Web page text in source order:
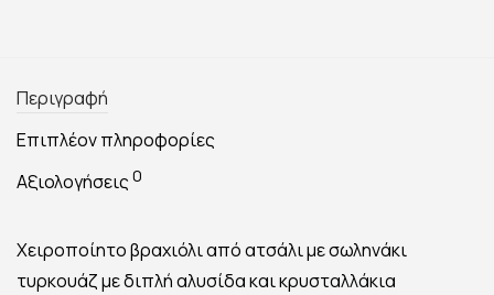
Περιγραφή
Επιπλέον πληροφορίες
Αξιολογήσεις 0
Χειροποίητο βραχιόλι από ατσάλι με σωληνάκι
τυρκουάζ με διπλή αλυσίδα και κρυσταλλάκια